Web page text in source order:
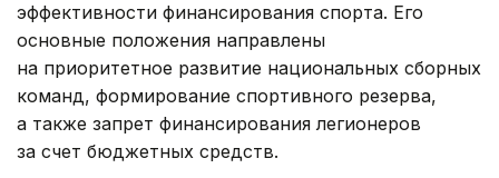
эффективности финансирования спорта. Его
основные положения направлены
на приоритетное развитие национальных сборных
команд, формирование спортивного резерва,
а также запрет финансирования легионеров
за счет бюджетных средств.